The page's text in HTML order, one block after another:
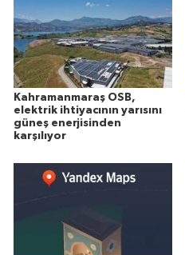
Kahramanmaraş OSB,
elektrik ihtiyacının yarısını
güneş enerjisinden
karşılıyor